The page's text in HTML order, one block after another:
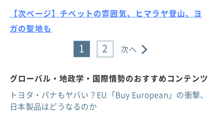
【次ページ】チベットの雰囲気、ヒマラヤ登山、ヨ
ガの聖地も
1 2 次へ
グローバル・地政学・国際情勢のおすすめコンテンツ
トヨタ・パナもヤバい？EU「Buy European」の衝撃、
日本製品はどうなるのか